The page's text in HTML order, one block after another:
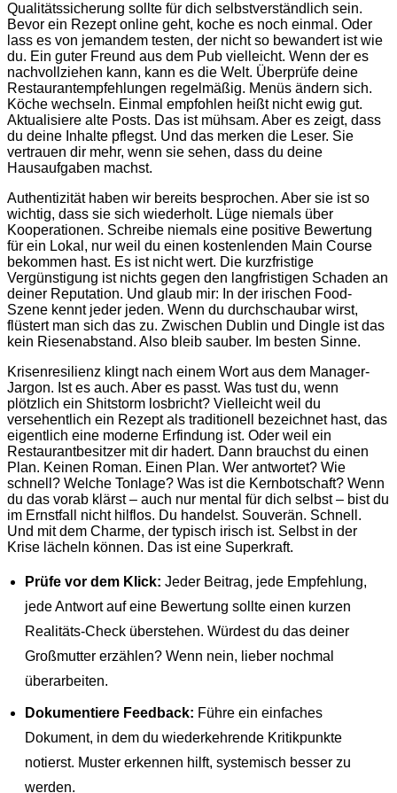
Qualitätssicherung sollte für dich selbstverständlich sein.
Bevor ein Rezept online geht, koche es noch einmal. Oder
lass es von jemandem testen, der nicht so bewandert ist wie
du. Ein guter Freund aus dem Pub vielleicht. Wenn der es
nachvollziehen kann, kann es die Welt. Überprüfe deine
Restaurantempfehlungen regelmäßig. Menüs ändern sich.
Köche wechseln. Einmal empfohlen heißt nicht ewig gut.
Aktualisiere alte Posts. Das ist mühsam. Aber es zeigt, dass
du deine Inhalte pflegst. Und das merken die Leser. Sie
vertrauen dir mehr, wenn sie sehen, dass du deine
Hausaufgaben machst.
Authentizität haben wir bereits besprochen. Aber sie ist so
wichtig, dass sie sich wiederholt. Lüge niemals über
Kooperationen. Schreibe niemals eine positive Bewertung
für ein Lokal, nur weil du einen kostenlenden Main Course
bekommen hast. Es ist nicht wert. Die kurzfristige
Vergünstigung ist nichts gegen den langfristigen Schaden an
deiner Reputation. Und glaub mir: In der irischen Food-
Szene kennt jeder jeden. Wenn du durchschaubar wirst,
flüstert man sich das zu. Zwischen Dublin und Dingle ist das
kein Riesenabstand. Also bleib sauber. Im besten Sinne.
Krisenresilienz klingt nach einem Wort aus dem Manager-
Jargon. Ist es auch. Aber es passt. Was tust du, wenn
plötzlich ein Shitstorm losbricht? Vielleicht weil du
versehentlich ein Rezept als traditionell bezeichnet hast, das
eigentlich eine moderne Erfindung ist. Oder weil ein
Restaurantbesitzer mit dir hadert. Dann brauchst du einen
Plan. Keinen Roman. Einen Plan. Wer antwortet? Wie
schnell? Welche Tonlage? Was ist die Kernbotschaft? Wenn
du das vorab klärst – auch nur mental für dich selbst – bist du
im Ernstfall nicht hilflos. Du handelst. Souverän. Schnell.
Und mit dem Charme, der typisch irisch ist. Selbst in der
Krise lächeln können. Das ist eine Superkraft.
Prüfe vor dem Klick: Jeder Beitrag, jede Empfehlung,
jede Antwort auf eine Bewertung sollte einen kurzen
Realitäts-Check überstehen. Würdest du das deiner
Großmutter erzählen? Wenn nein, lieber nochmal
überarbeiten.
Dokumentiere Feedback: Führe ein einfaches
Dokument, in dem du wiederkehrende Kritikpunkte
notierst. Muster erkennen hilft, systemisch besser zu
werden.